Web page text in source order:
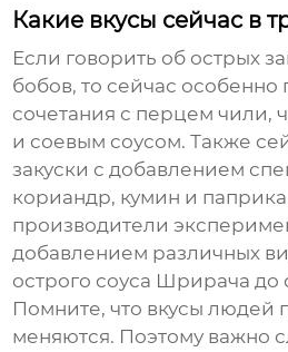
Какие вкусы сейчас в
Если говорить об острых
бобов, то сейчас особенно
сочетания с перцем чили,
и соевым соусом. Также
закуски с добавлением
кориандр, кумин и
производители
добавлением различных
острого соуса Шрирача до
Помните, что вкусы людей
меняются. Поэтому важно